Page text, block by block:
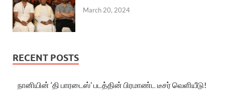
March 20, 2024
RECENT POSTS
நானியின் ‘தி பாரடைஸ்’ படத்தின் பிரமாண்ட டீசர் வெளியீடு!